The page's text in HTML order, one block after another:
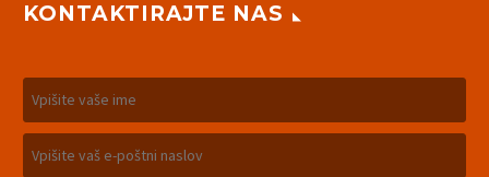
KONTAKTIRAJTE NAS